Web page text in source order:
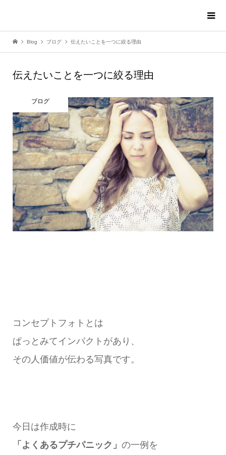
Blog ブログ 伝えたいことを一つに絞る理由
伝えたいことを一つに絞る理由
ブログ
コンセプトフォトとは
ぱっとみてインパクトがあり、
その人価値が伝わる写真です。
今日は作成時に
「よくあるプチパニック」 の一例を